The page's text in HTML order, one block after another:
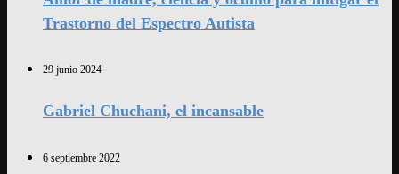
Trastorno del Espectro Autista
29 junio 2024
Gabriel Chuchani, el incansable
6 septiembre 2022